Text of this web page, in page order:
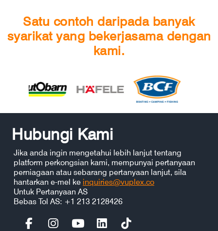
Satu contoh daripada banyak
syarikat yang bekerjasama dengan
kami.
Hubungi Kami
Jika anda ingin mengetahui lebih lanjut tentang
platform perkongsian kami, mempunyai pertanyaan
perniagaan atau sebarang pertanyaan lanjut, sila
hantarkan e-mel ke inquiries@vuplex.co
Untuk Pertanyaan AS
Bebas Tol AS: +1 213 2128426